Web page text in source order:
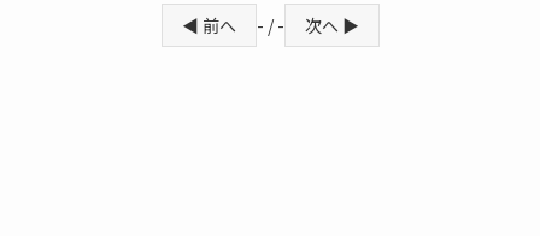
◀ 前へ - / - 次へ ▶